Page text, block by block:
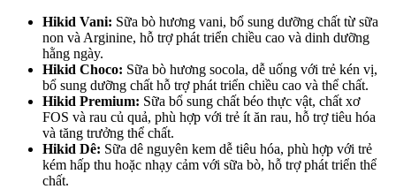
Hikid Vani: Sữa bò hương vani, bổ sung dưỡng chất từ sữa
non và Arginine, hỗ trợ phát triển chiều cao và dinh dưỡng
hằng ngày.
Hikid Choco: Sữa bò hương socola, dễ uống với trẻ kén vị,
bổ sung dưỡng chất hỗ trợ phát triển chiều cao và thể chất.
Hikid Premium: Sữa bổ sung chất béo thực vật, chất xơ
FOS và rau củ quả, phù hợp với trẻ ít ăn rau, hỗ trợ tiêu hóa
và tăng trưởng thể chất.
Hikid Dê: Sữa dê nguyên kem dễ tiêu hóa, phù hợp với trẻ
kém hấp thu hoặc nhạ‌y cả‌m với sữa bò, hỗ trợ phát triển thể
chất.